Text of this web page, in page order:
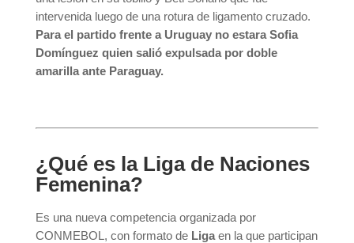
intervenida luego de una rotura de ligamento cruzado.
Para el partido frente a Uruguay no estara Sofia
Domínguez quien salió expulsada por doble
amarilla ante Paraguay.
¿Qué es la Liga de Naciones
Femenina?
Es una nueva competencia organizada por
CONMEBOL, con formato de Ligaen la que participan